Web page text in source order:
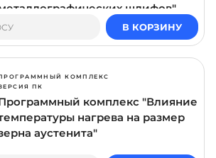
шлифов"
В КОРЗИНУ
КОМПЛЕКС
ПК
комплекс "Влияние
нагрева на размер
аустенита"